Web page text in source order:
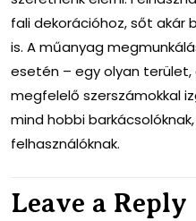
fali dekorációhoz, sőt akár
is. A műanyag
esetén – egy olyan terület,
megfelelő szerszámokkal
mind hobbi
felhasználóknak.
Leave a Reply